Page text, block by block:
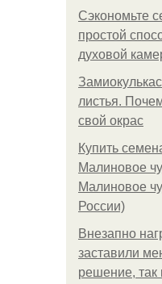
Сэкономьте
простой
духовой
листья.
свой окрас
Купить
Малиновое
Малиновое
России)
Внезапно
заставили
решение, так